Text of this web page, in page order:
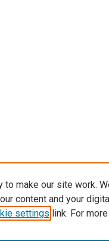
to make our site work.
content and your
settings link. For